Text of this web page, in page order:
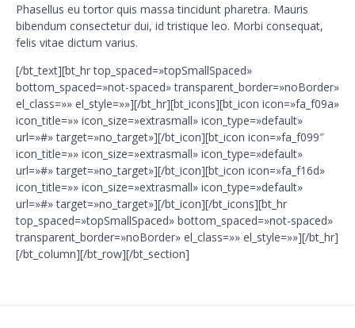
Phasellus eu tortor quis massa tincidunt pharetra. Mauris
bibendum consectetur dui, id tristique leo. Morbi consequat,
felis vitae dictum varius.
[/bt_text][bt_hr top_spaced=»topSmallSpaced»
bottom_spaced=»not-spaced» transparent_border=»noBorder»
el_class=»» el_style=»»][/bt_hr][bt_icons][bt_icon icon=»fa_f09a»
icon_title=»» icon_size=»extrasmall» icon_type=»default»
url=»#» target=»no_target»][/bt_icon][bt_icon icon=»fa_f099″
icon_title=»» icon_size=»extrasmall» icon_type=»default»
url=»#» target=»no_target»][/bt_icon][bt_icon icon=»fa_f16d»
icon_title=»» icon_size=»extrasmall» icon_type=»default»
url=»#» target=»no_target»][/bt_icon][/bt_icons][bt_hr
top_spaced=»topSmallSpaced» bottom_spaced=»not-spaced»
transparent_border=»noBorder» el_class=»» el_style=»»][/bt_hr]
[/bt_column][/bt_row][/bt_section]